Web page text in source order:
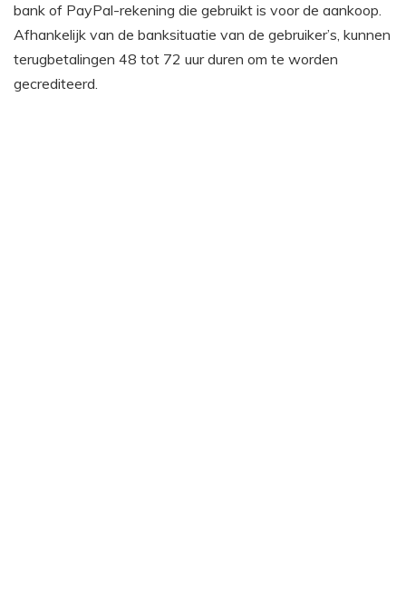
bank of PayPal-rekening die gebruikt is voor de aankoop.
Afhankelijk van de banksituatie van de gebruiker’s, kunnen
terugbetalingen 48 tot 72 uur duren om te worden
gecrediteerd.